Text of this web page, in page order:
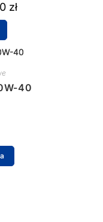
zł
40